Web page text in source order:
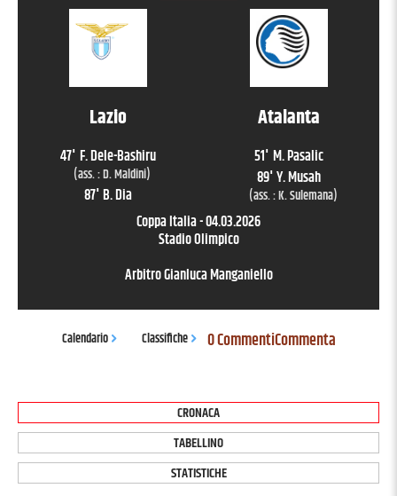
Lazio
47' F. Dele-Bashiru
(ass. :D. Maldini)
87' B. Dia
Atalanta
51' M. Pasalic
89' Y. Musah
(ass. :K. Sulemana)
Coppa Italia-04.03.2026
Stadio Olimpico
ArbitroGianluca Manganiello
Calendario Classifiche 0 CommentiCommenta
CRONACA
TABELLINO
STATISTICHE